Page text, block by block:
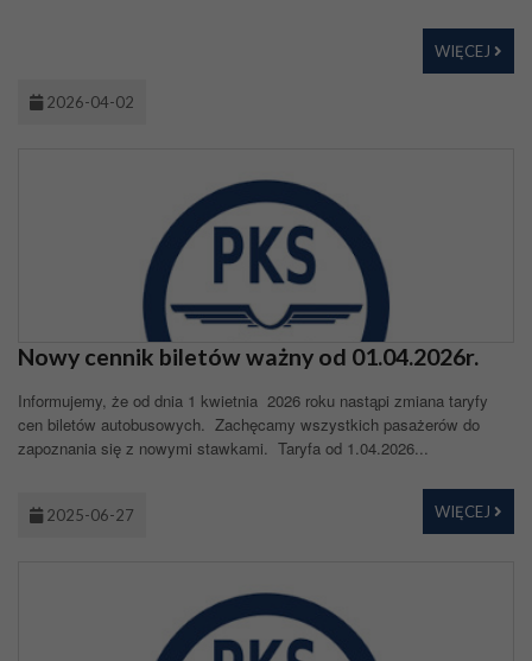
2026-04-02
WIĘCEJ
Nowy cennik biletów ważny od 01.04.2026r.
Informujemy, że od dnia 1 kwietnia 2026 roku nastąpi zmiana taryfy
cen biletów autobusowych. Zachęcamy wszystkich pasażerów do
zapoznania się z nowymi stawkami. Taryfa od 1.04.2026...
2025-06-27 WIĘCEJ